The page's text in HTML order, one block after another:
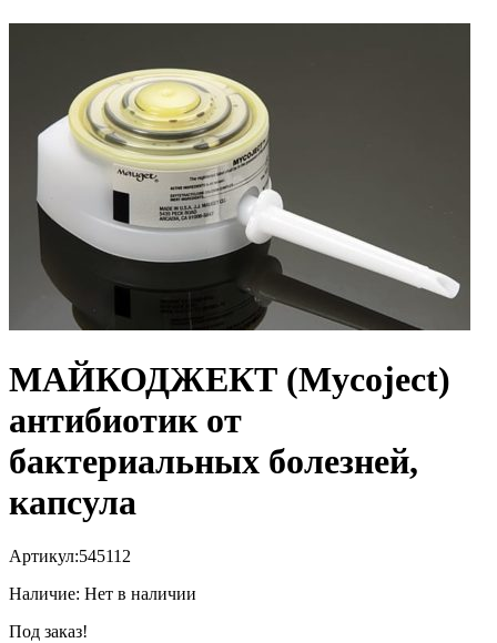
МАЙКОДЖЕКТ (Mycoject)
антибиотик от
бактериальных болезней,
капсула
Артикул:545112
Наличие: Нет в наличии
Под заказ!